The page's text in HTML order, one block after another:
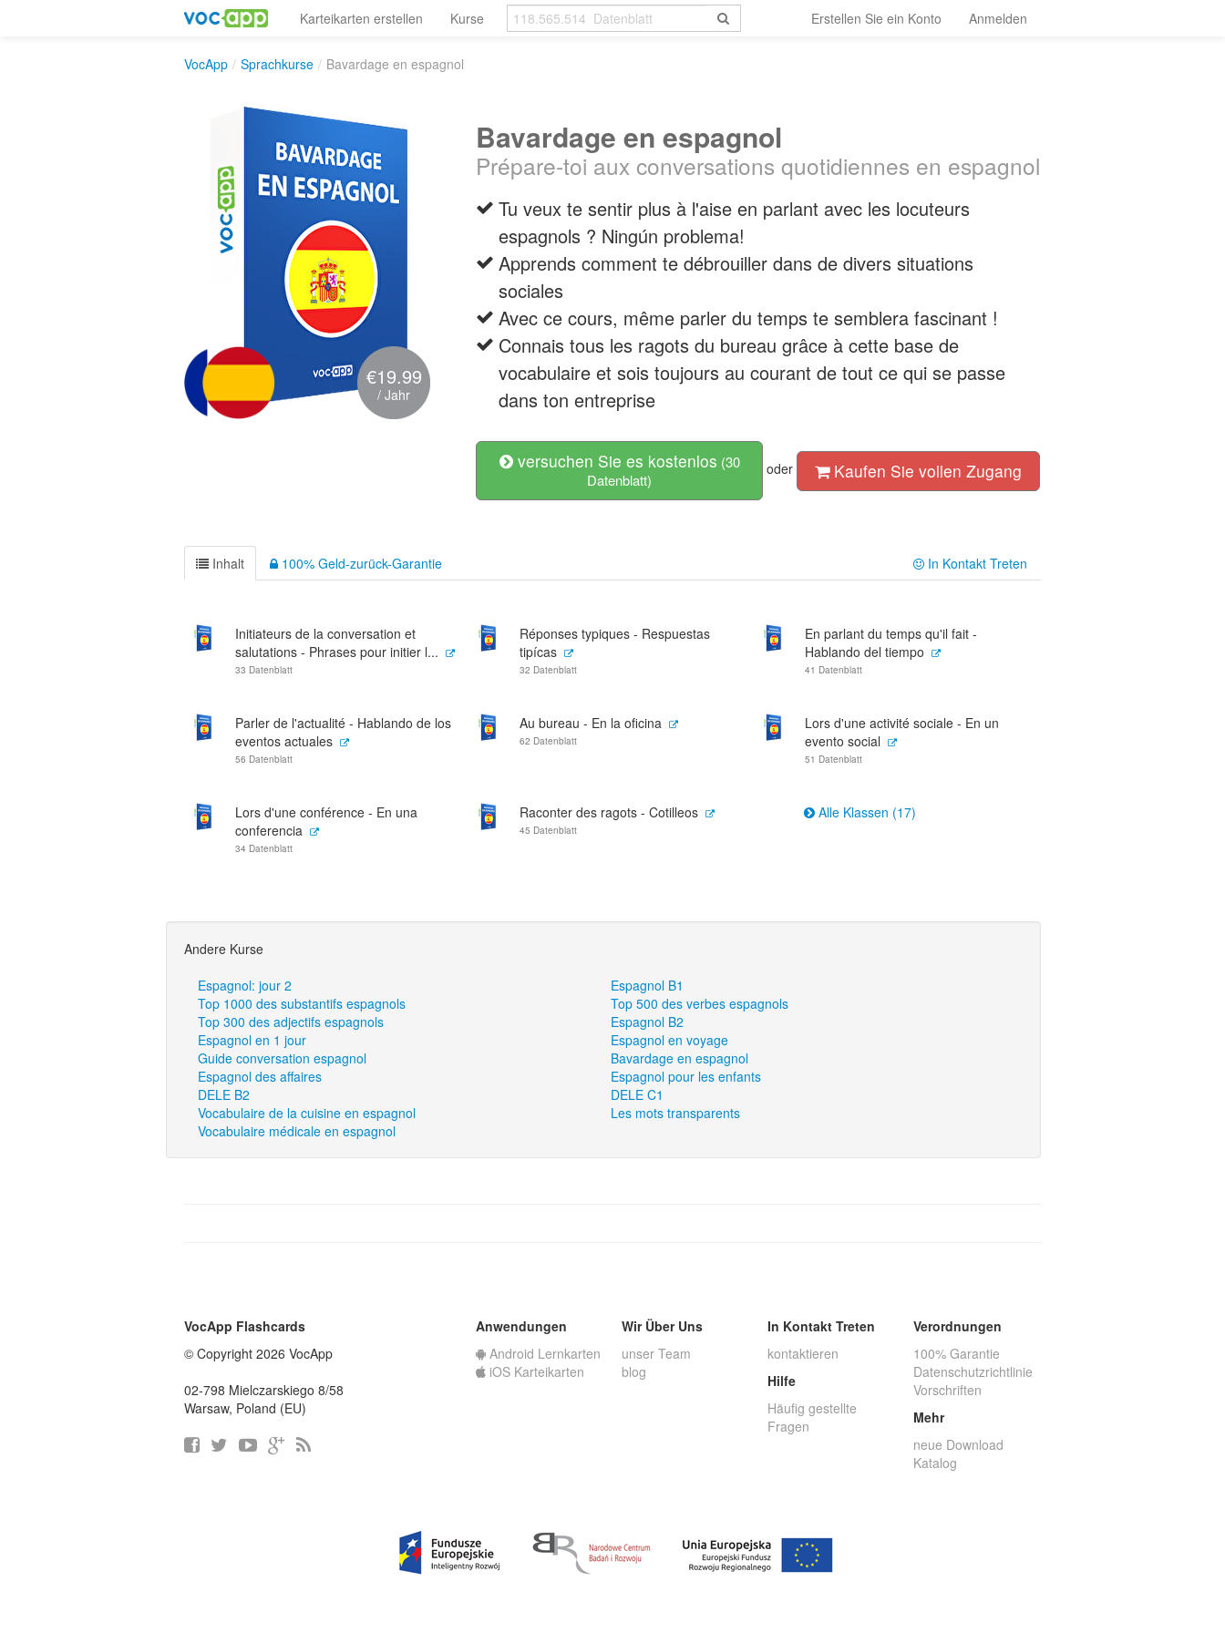
Karteikarten erstellen Kurse Erstellen Sie ein Konto Anmelden
VocApp / Sprachkurse / Bavardage en espagnol
€19.99
/ Jahr
Bavardage en espagnol
Prépare-toi aux conversations quotidiennes en espagnol
Tu veux te sentir plus à l'aise en parlant avec les locuteurs
espagnols ? Ningún problema!
Apprends comment te débrouiller dans de divers situations
sociales
Avec ce cours, même parler du temps te semblera fascinant !
Connais tous les ragots du bureau grâce à cette base de
vocabulaire et sois toujours au courant de tout ce qui se passe
dans ton entreprise
versuchen Sie es kostenlos (30
Datenblatt)
oder Kaufen Sie vollen Zugang
Inhalt 100% Geld-zurück-Garantie In Kontakt Treten
Initiateurs de la conversation et
salutations - Phrases pour initier l...
33 Datenblatt
Réponses typiques - Respuestas
tipícas
32 Datenblatt
En parlant du temps qu'il fait -
Hablando del tiempo
41 Datenblatt
Parler de l'actualité - Hablando de los
eventos actuales
56 Datenblatt
Au bureau - En la oficina
62 Datenblatt
Lors d'une activité sociale - En un
evento social
51 Datenblatt
Lors d'une conférence - En una
conferencia
34 Datenblatt
Raconter des ragots - Cotilleos
45 Datenblatt
Alle Klassen (17)
Andere Kurse
Espagnol: jour 2
Espagnol B1
Top 1000 des substantifs espagnols
Top 500 des verbes espagnols
Top 300 des adjectifs espagnols
Espagnol B2
Espagnol en 1 jour
Espagnol en voyage
Guide conversation espagnol
Bavardage en espagnol
Espagnol des affaires
Espagnol pour les enfants
DELE B2
DELE C1
Vocabulaire de la cuisine en espagnol
Les mots transparents
Vocabulaire médicale en espagnol
VocApp Flashcards
© Copyright 2026 VocApp
02-798 Mielczarskiego 8/58
Warsaw, Poland (EU)
Anwendungen
Android Lernkarten
iOS Karteikarten
Wir Über Uns
unser Team
blog
In Kontakt Treten
kontaktieren
Hilfe
Häufig gestellte
Fragen
Verordnungen
100% Garantie
Datenschutzrichtlinie
Vorschriften
Mehr
neue Download
Katalog